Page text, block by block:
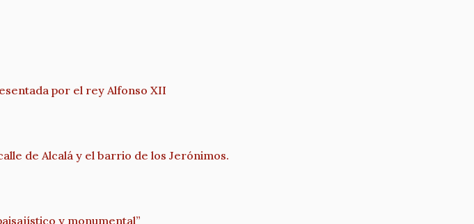
por el rey Alfonso XII
de Alcalá y el barrio de los Jerónimos.
y monumental”